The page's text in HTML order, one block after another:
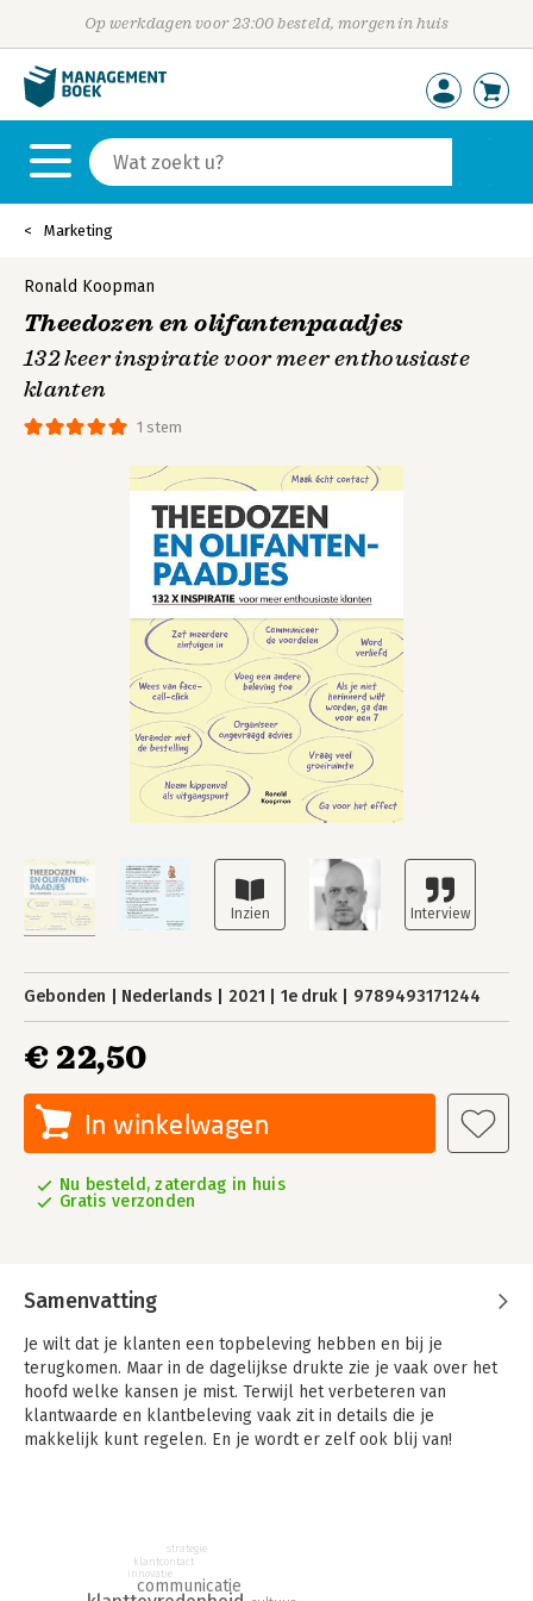
Op werkdagen voor 23:00 besteld, morgen in huis
Marketing
1 stem
Ronald Koopman
Theedozen en olifantenpaadjes
132 keer inspiratie voor meer enthousiaste
klanten
Gebonden Nederlands 2021 1e druk 9789493171244
€ 22,50
In winkelwagen
Nu besteld, zaterdag in huis
Gratis verzonden
Samenvatting
Je wilt dat je klanten een topbeleving hebben en bij je
terugkomen. Maar in de dagelijkse drukte zie je vaak over het
hoofd welke kansen je mist. Terwijl het verbeteren van
klantwaarde en klantbeleving vaak zit in details die je
makkelijk kunt regelen. En je wordt er zelf ook blij van!
tips en eye openers waarmee je het verschil maakt. Met de
sprekende voorbeelden en reflectievragen krijg je elk team
communicatie
innovatie
klantcontact
strategie